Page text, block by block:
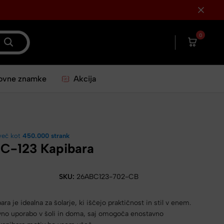
0
znamke Akcija
kot450.000 strank
123 Kapibara
SKU: 26ABC123-702-CB
je idealna za šolarje, ki iščejo praktičnost in stil v enem.
uporabo v šoli in doma, saj omogoča enostavno